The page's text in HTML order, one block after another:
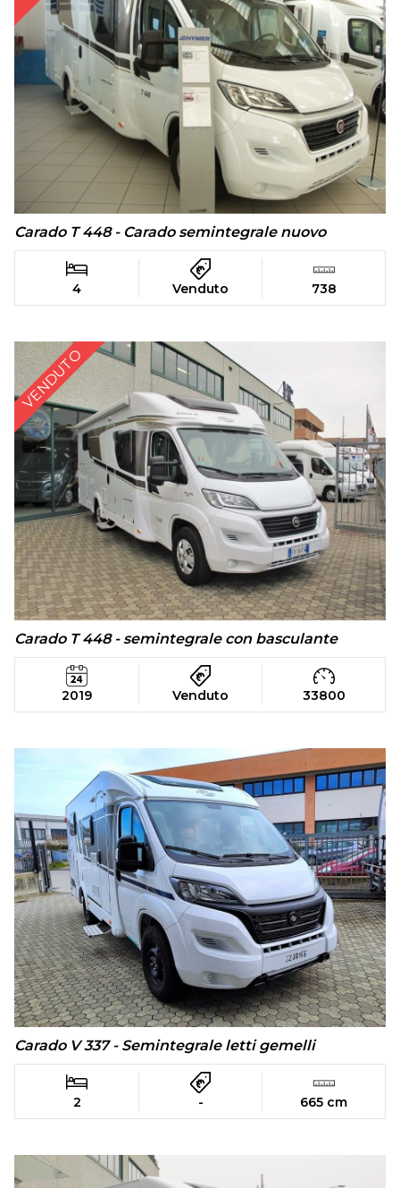
Carado T 448 - Carado semintegrale nuovo
4 Venduto 738
VENDUTO
Carado T 448 - semintegrale con basculante
2019 Venduto 33800
Carado V 337 - Semintegrale letti gemelli
2 - 665 cm